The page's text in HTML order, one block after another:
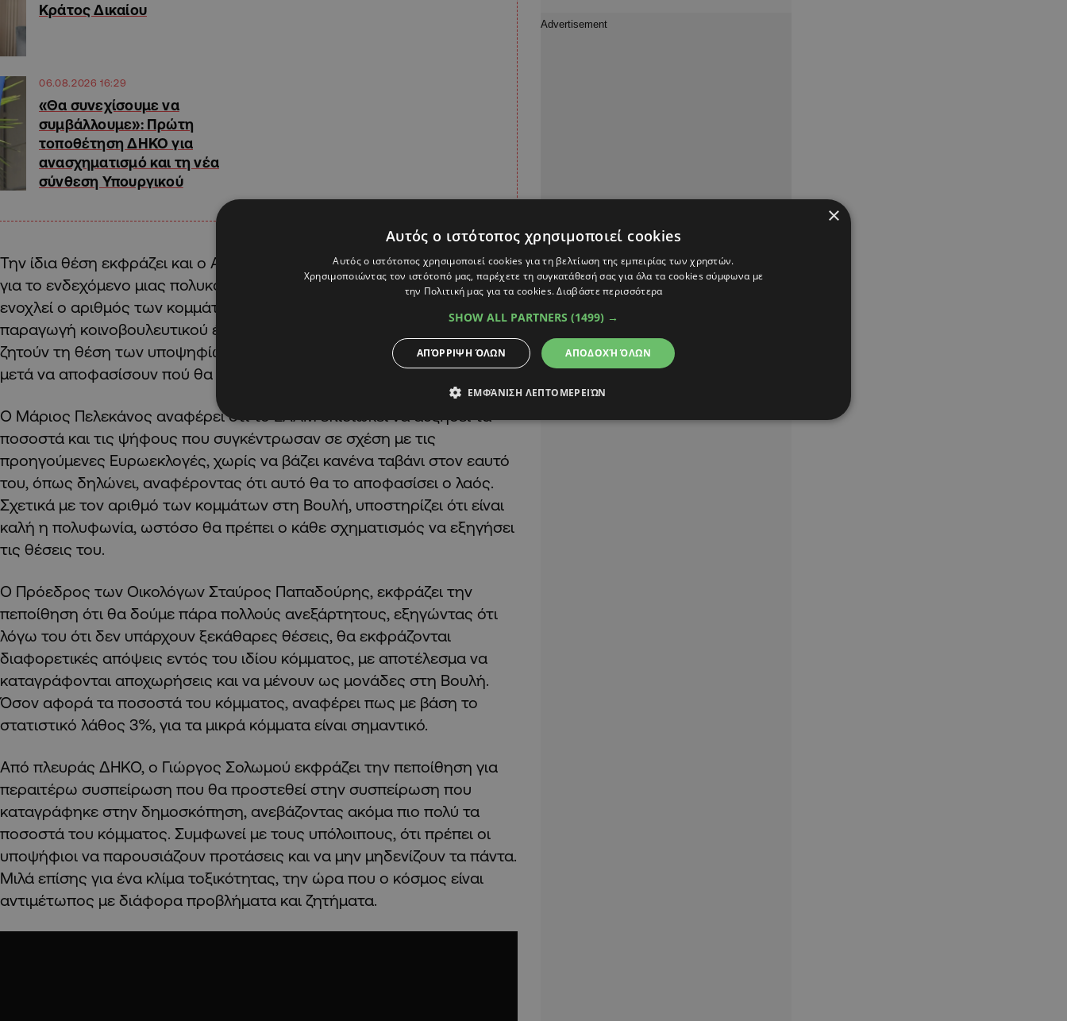
Κράτος Δικαίου
06.08.2026 16:29
«Θα συνεχίσουμε να
συμβάλλουμε»: Πρώτη
τοποθέτηση ΔΗΚΟ για
ανασχηματισμό και τη νέα
σύνθεση Υπουργικού
Την ίδια θέση εκφράζει και ο Ανδρέας Πασιουρτίδης, ενώ ερωτηθείς
για το ενδεχόμενο μιας πολυκομματικής βουλής, απαντά ότι δεν τον
ενοχλεί ο αριθμός των κομμάτων αλλά η έκφραση θέσεων και η
παραγωγή κοινοβουλευτικού έργου. Καλεί τους ψηφοφόρους να
ζητούν τη θέση των υποψηφίων για τα θέματα που τους αφορούν και
μετά να αποφασίσουν πού θα δώσουν τη ψήφο τους.
Ο Μάριος Πελεκάνος αναφέρει ότι το ΕΛΑΜ επιδιώκει να αυξήσει τα
ποσοστά και τις ψήφους που συγκέντρωσαν σε σχέση με τις
προηγούμενες Ευρωεκλογές, χωρίς να βάζει κανένα ταβάνι στον εαυτό
του, όπως δηλώνει, αναφέροντας ότι αυτό θα το αποφασίσει ο λαός.
Σχετικά με τον αριθμό των κομμάτων στη Βουλή, υποστηρίζει ότι είναι
καλή η πολυφωνία, ωστόσο θα πρέπει ο κάθε σχηματισμός να εξηγήσει
τις θέσεις του.
Ο Πρόεδρος των Οικολόγων Σταύρος Παπαδούρης, εκφράζει την
πεποίθηση ότι θα δούμε πάρα πολλούς ανεξάρτητους, εξηγώντας ότι
λόγω του ότι δεν υπάρχουν ξεκάθαρες θέσεις, θα εκφράζονται
διαφορετικές απόψεις εντός του ιδίου κόμματος, με αποτέλεσμα να
καταγράφονται αποχωρήσεις και να μένουν ως μονάδες στη Βουλή.
Όσον αφορά τα ποσοστά του κόμματος, αναφέρει πως με βάση το
στατιστικό λάθος 3%, για τα μικρά κόμματα είναι σημαντικό.
Από πλευράς ΔΗΚΟ, ο Γιώργος Σολωμού εκφράζει την πεποίθηση για
περαιτέρω συσπείρωση που θα προστεθεί στην συσπείρωση που
καταγράφηκε στην δημοσκόπηση, ανεβάζοντας ακόμα πιο πολύ τα
ποσοστά του κόμματος. Συμφωνεί με τους υπόλοιπους, ότι πρέπει οι
υποψήφιοι να παρουσιάζουν προτάσεις και να μην μηδενίζουν τα πάντα.
Μιλά επίσης για ένα κλίμα τοξικότητας, την ώρα που ο κόσμος είναι
αντιμέτωπος με διάφορα προβλήματα και ζητήματα.
×
Αυτός ο ιστότοπος χρησιμοποιεί cookies
Αυτός ο ιστότοπος χρησιμοποιεί cookies για τη βελτίωση της εμπειρίας των χρηστών.
Χρησιμοποιώντας τον ιστότοπό μας, παρέχετε τη συγκατάθεσή σας για όλα τα cookies σύμφωνα με
την Πολιτική μας για τα cookies.Διαβάστε περισσότερα
SHOW ALL PARTNERS (1499) →
ΑΠΟΔΟΧΉ ΌΛΩΝ
ΑΠΌΡΡΙΨΗ ΌΛΩΝ
ΕΜΦΆΝΙΣΗ ΛΕΠΤΟΜΕΡΕΙΏΝ